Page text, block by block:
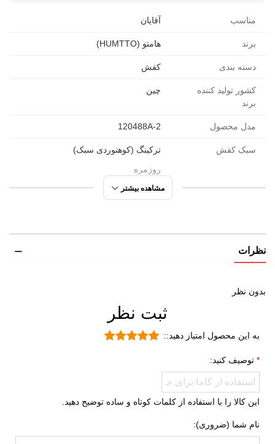
مناسب آقایان
برند هامتو (HUMTTO)
دسته بندی کفش
کشور تولید کننده
برند
چین
مدل محصول 120488A-2
سبک کفش
ترکینگ (کوهنوردی سبک)
روزمره
ورزشی
پیاده روی
راحتی
ورزشی
جنس رویه
کفش
قابل تعویض
مشاهده بیشتر
نظرات
بدون نظر
ثبت نظر
به این محصول امتیاز دهید::
توصیف کنید:
این کالا را با استفاده از کلمات کوتاه و ساده توضیح دهید.
نام شما (ضروری):